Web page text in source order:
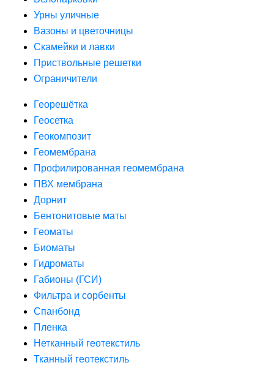
Урны уличные
Вазоны и цветочницы
Скамейки и лавки
Приствольные решетки
Ограничители
Георешётка
Геосетка
Геокомпозит
Геомембрана
Профилированная геомембрана
ПВХ мембрана
Дорнит
Бентонитовые маты
Геоматы
Биоматы
Гидроматы
Габионы (ГСИ)
Фильтра и сорбенты
Спанбонд
Пленка
Нетканный геотекстиль
Тканный геотекстиль